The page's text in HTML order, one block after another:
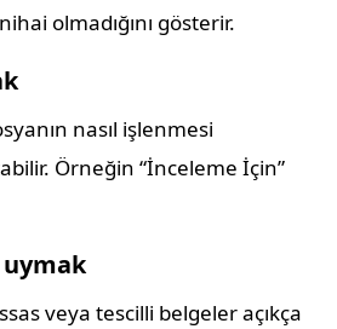
olmadığını gösterir.
nasıl işlenmesi
Örneğin “İnceleme İçin”
veya tescilli belgeler açıkça